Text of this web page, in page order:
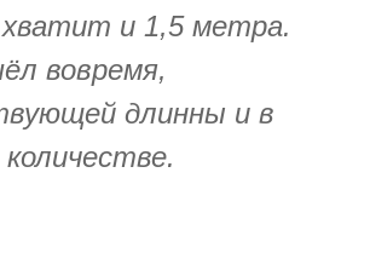
и 1,5 метра.
вовремя,
длинны и в